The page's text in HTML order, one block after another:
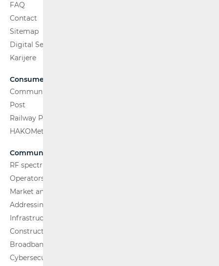
FAQ
Contact
Sitemap
Digital Services Act
Karijere
Consumers
Communications Network
Post
Railway Passenger Transport
HAKOMetar
Communications Network
RF spectrum
Operators and Services
Market analysis
Addressing and numbering space
Infrastructure
Construction Conditions
Broadband Competence Office (BCO)
Cybersecurity